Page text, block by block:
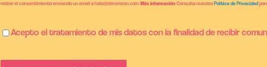
retirar el consentimiento enviando un email a hola@ebrovision.com.Más información: Consulta nuestraPolítica de Privacidad
Acepto el tratamiento de mis datos con la finalidad de recibir